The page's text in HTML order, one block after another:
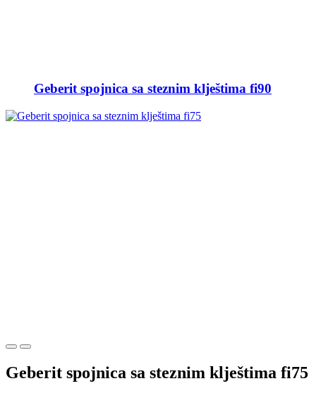
Geberit spojnica sa steznim klještima fi90
Geberit spojnica sa steznim klještima fi75